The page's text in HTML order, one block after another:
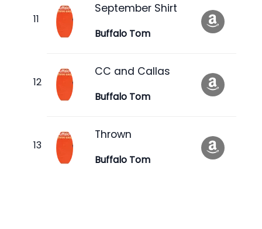
September Shirt
Buffalo Tom
CC and Callas
Buffalo Tom
Thrown
Buffalo Tom